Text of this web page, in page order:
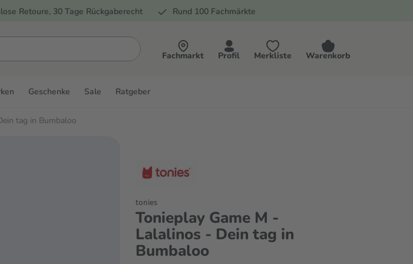
Retoure, 30 Tage Rückgaberecht Rund 100 Fachmärkte
Fachmarkt Profil Merkliste Warenkorb
Geschenke Sale Ratgeber
tag in Bumbaloo
Tonieplay Game M -
Lalalinos - Dein tag in
Bumbaloo
tonies